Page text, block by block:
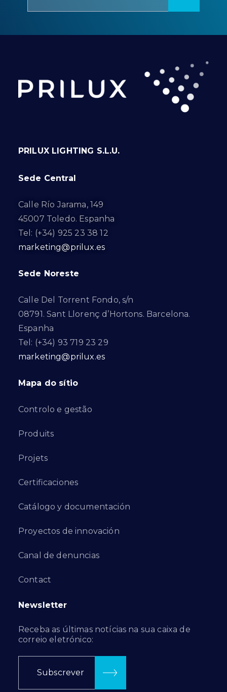
PRILUX LIGHTING S.L.U.
Sede Central
Calle Río Jarama, 149
45007 Toledo. Espanha
Tel: (+34) 925 23 38 12
marketing@prilux.es
Sede Noreste
Calle Del Torrent Fondo, s/n
08791. Sant Llorenç d’Hortons. Barcelona.
Espanha
Tel: (+34) 93 719 23 29
marketing@prilux.es
Mapa do sítio
Controlo e gestão
Produits
Projets
Certificaciones
Catálogo y documentación
Proyectos de innovación
Canal de denuncias
Contact
Newsletter
Receba as últimas notícias na sua caixa de
correio eletrónico:
Subscrever